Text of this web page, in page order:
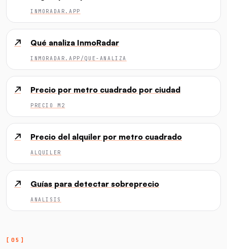
INMORADAR.APP
↗ Qué analiza InmoRadar
INMORADAR.APP/QUE-ANALIZA
↗ Precio por metro cuadrado por ciudad
PRECIO M2
↗ Precio del alquiler por metro cuadrado
ALQUILER
↗ Guías para detectar sobreprecio
ANALISIS